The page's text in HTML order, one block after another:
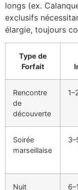
longs (ex.
exclusifs
élargie, toujours
Type de
Forfait
Rencontre
de
découverte
Soirée
marseillaise
Nuit